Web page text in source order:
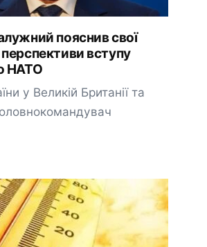
пояснив свої
вступу
НАТО
у Великій Британії та